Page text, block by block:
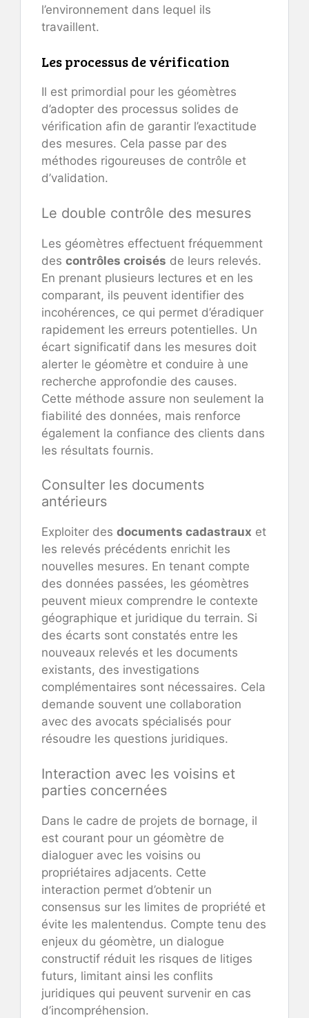
l’environnement dans lequel ils
travaillent.
Les processus de vérification
Il est primordial pour les géomètres
d’adopter des processus solides de
vérification afin de garantir l’exactitude
des mesures. Cela passe par des
méthodes rigoureuses de contrôle et
d’validation.
Le double contrôle des mesures
Les géomètres effectuent fréquemment
des contrôles croisés de leurs relevés.
En prenant plusieurs lectures et en les
comparant, ils peuvent identifier des
incohérences, ce qui permet d’éradiquer
rapidement les erreurs potentielles. Un
écart significatif dans les mesures doit
alerter le géomètre et conduire à une
recherche approfondie des causes.
Cette méthode assure non seulement la
fiabilité des données, mais renforce
également la confiance des clients dans
les résultats fournis.
Consulter les documents
antérieurs
Exploiter des documents cadastraux et
les relevés précédents enrichit les
nouvelles mesures. En tenant compte
des données passées, les géomètres
peuvent mieux comprendre le contexte
géographique et juridique du terrain. Si
des écarts sont constatés entre les
nouveaux relevés et les documents
existants, des investigations
complémentaires sont nécessaires. Cela
demande souvent une collaboration
avec des avocats spécialisés pour
résoudre les questions juridiques.
Interaction avec les voisins et
parties concernées
Dans le cadre de projets de bornage, il
est courant pour un géomètre de
dialoguer avec les voisins ou
propriétaires adjacents. Cette
interaction permet d’obtenir un
consensus sur les limites de propriété et
évite les malentendus. Compte tenu des
enjeux du géomètre, un dialogue
constructif réduit les risques de litiges
futurs, limitant ainsi les conflits
juridiques qui peuvent survenir en cas
d’incompréhension.